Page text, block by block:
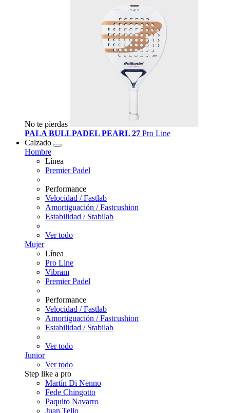
No te pierdas
PALA BULLPADEL PEARL 27 Pro Line
Calzado
Hombre
Línea
Premier Padel
Performance
Velocidad / Fastlab
Amortiguación / Fastcushion
Estabilidad / Stabilab
Ver todo
Mujer
Línea
Pro Line
Vibram
Premier Padel
Performance
Velocidad / Fastlab
Amortiguación / Fastcushion
Estabilidad / Stabilab
Ver todo
Junior
Ver todo
Step like a pro
Martín Di Nenno
Fede Chingotto
Paquito Navarro
Juan Tello